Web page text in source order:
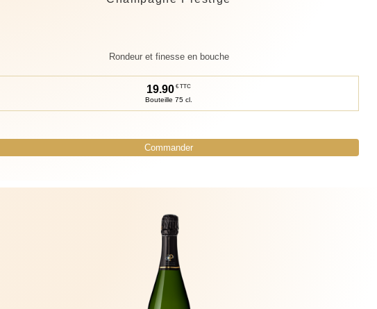
Rondeur et finesse en bouche
19.90 € TTC
Bouteille 75 cl.
Commander